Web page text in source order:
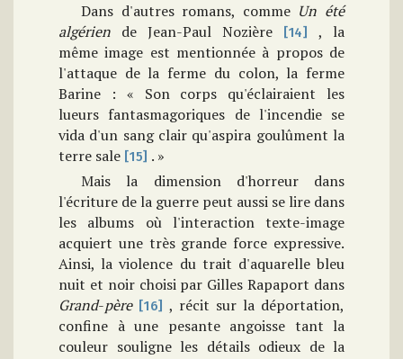
Dans d'autres romans, comme Un été
algérien de Jean-Paul Nozière [14]
, la
même image est mentionnée à propos de
l'attaque de la ferme du colon, la ferme
Barine : « Son corps qu'éclairaient les
lueurs fantasmagoriques de l'incendie se
vida d'un sang clair qu'aspira goulûment la
terre sale [15] . »
Mais la dimension d'horreur dans
l'écriture de la guerre peut aussi se lire dans
les albums où l'interaction texte-image
acquiert une très grande force expressive.
Ainsi, la violence du trait d'aquarelle bleu
nuit et noir choisi par Gilles Rapaport dans
Grand-père [16] , récit sur la déportation,
confine à une pesante angoisse tant la
couleur souligne les détails odieux de la